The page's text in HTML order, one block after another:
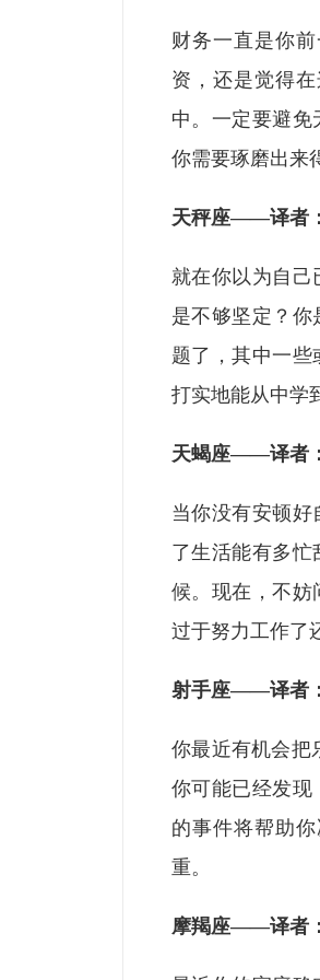
财务一直是你
资，还是觉得
中。一定要避免
你需要琢磨出来
天秤座——译者：
就在你以为自己
是不够坚定？你
题了，其中一些
打实地能从中学
天蝎座——译者：
当你没有安顿好
了生活能有多忙
候。现在，不妨
过于努力工作了
射手座——译者：
你最近有机会把
你可能已经发现
的事件将帮助
重。
摩羯座——译者：